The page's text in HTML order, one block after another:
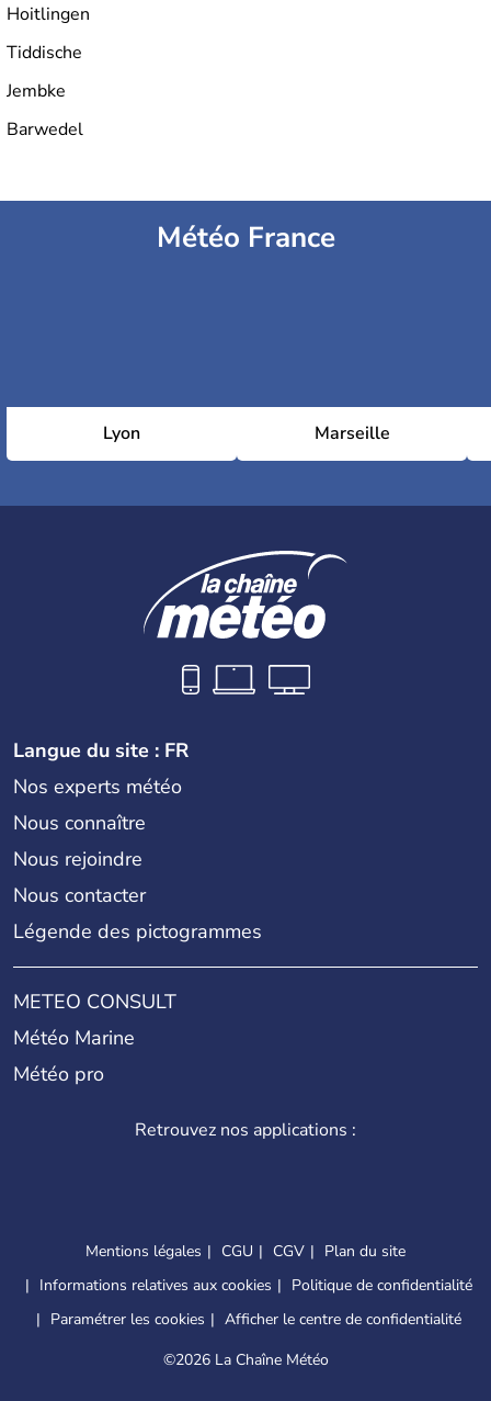
Hoitlingen
Tiddische
Jembke
Barwedel
Météo France
Lyon Marseille
Langue du site : FR
Nos experts météo
Nous connaître
Nous rejoindre
Nous contacter
Légende des pictogrammes
METEO CONSULT
Météo Marine
Météo pro
Retrouvez nos applications :
Mentions légales CGU CGV
Plan du site
Informations relatives aux cookies
Politique de confidentialité
Paramétrer les cookies
Afficher le centre de confidentialité
©2026 La Chaîne Météo